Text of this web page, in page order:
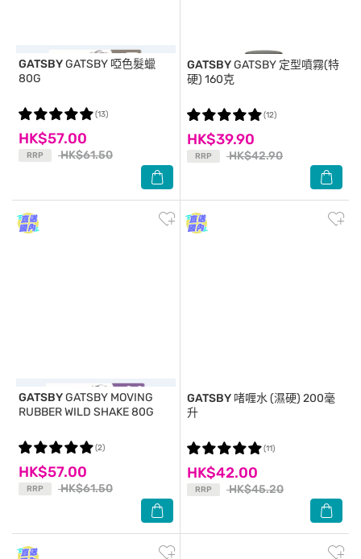
GATSBYGATSBY 啞色髮蠟
80G
HK$57.00
RRP HK$61.50
(13)
GATSBYGATSBY 定型噴霧(特
硬) 160克
HK$39.90
RRP HK$42.90
(12)
GATSBYGATSBY MOVING
RUBBER WILD SHAKE 80G
HK$57.00
RRP HK$61.50
(2)
GATSBY 啫喱水 (濕硬) 200毫
升
HK$42.00
RRP HK$45.20
(11)